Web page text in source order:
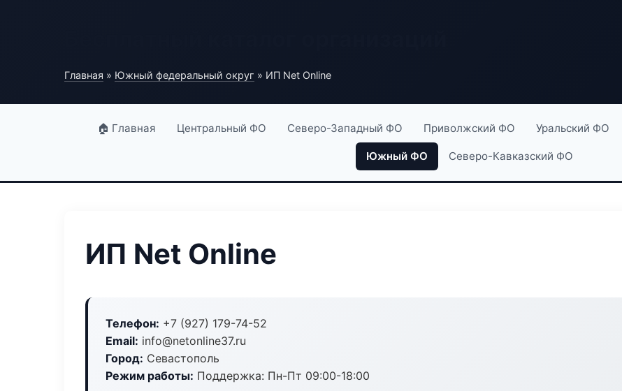
Главная » Южный федеральный округ » ИП Net Online
🏠 Главная Центральный ФО Северо-Западный ФО Приволжский ФО Уральский ФО
Южный ФО Северо-Кавказский ФО
ИП Net Online
Телефон: +7 (927) 179-74-52
Email: info@netonline37.ru
Город: Севастополь
Режим работы: Поддержка: Пн-Пт 09:00-18:00